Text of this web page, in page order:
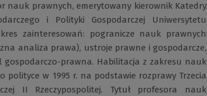
nauk prawnych, emerytowany kierownik Katedry
i Polityki Gospodarczej Uniwersytetu
zainteresowań: pogranicze nauk prawnych
analiza prawa), ustroje prawne i gospodarcze,
gospodarczo-prawna. Habilitacja z zakresu nauk
polityce w 1995 r. na podstawie rozprawy Trzecia
II Rzeczypospolitej. Tytuł profesora nauk